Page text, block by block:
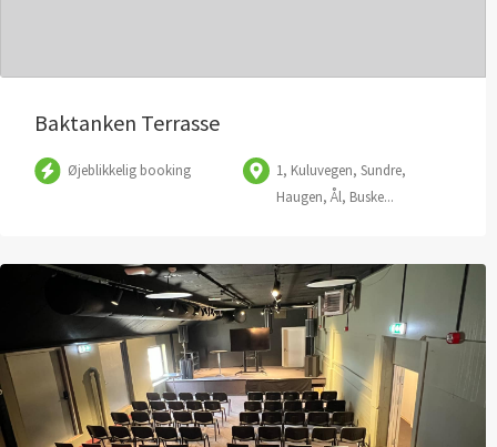
Baktanken Terrasse
Øjeblikkelig booking
1, Kuluvegen, Sundre,
Haugen, Ål, Buske...